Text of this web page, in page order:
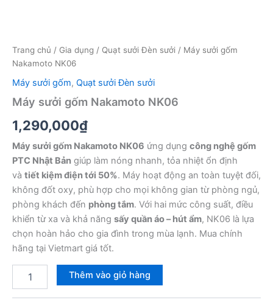
Trang chủ / Gia dụng / Quạt sưởi Đèn sưởi / Máy sưởi gốm
Nakamoto NK06
Máy sưởi gốm, Quạt sưởi Đèn sưởi
Máy sưởi gốm Nakamoto NK06
1,290,000₫
Máy sưởi gốm Nakamoto NK06 ứng dụng công nghệ gốm
PTC Nhật Bản giúp làm nóng nhanh, tỏa nhiệt ổn định
và tiết kiệm điện tới 50%. Máy hoạt động an toàn tuyệt đối,
không đốt oxy, phù hợp cho mọi không gian từ phòng ngủ,
phòng khách đến phòng tắm. Với hai mức công suất, điều
khiển từ xa và khả năng sấy quần áo – hút ẩm, NK06 là lựa
chọn hoàn hảo cho gia đình trong mùa lạnh. Mua chính
hãng tại Vietmart giá tốt.
Thêm vào giỏ hàng